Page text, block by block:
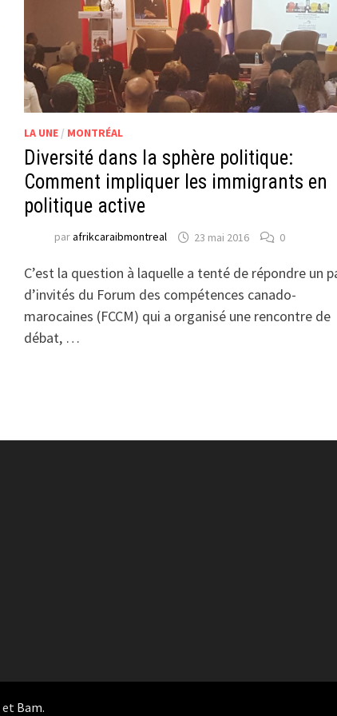
LA UNE/ MONTRÉAL
Diversité dans la sphère politique:
Comment impliquer les immigrants en
politique active
parafrikcaraibmontreal 23 mai 2016 0
C’est la question à laquelle a tenté de répondre un
d’invités du Forum des compétences canado-
marocaines (FCCM) qui a organisé une rencontre de
débat, …
et Bam.